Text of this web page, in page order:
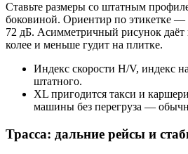
Ставьте размеры со штатным
боковиной. Ориентир по этикетке
72 дБ. Асимметричный рисунок даёт
колее и меньше гудит на плитке.
Индекс скорости H/V, индекс
штатного.
XL пригодится такси и
машины без перегруза —
Трасса: дальние рейсы и